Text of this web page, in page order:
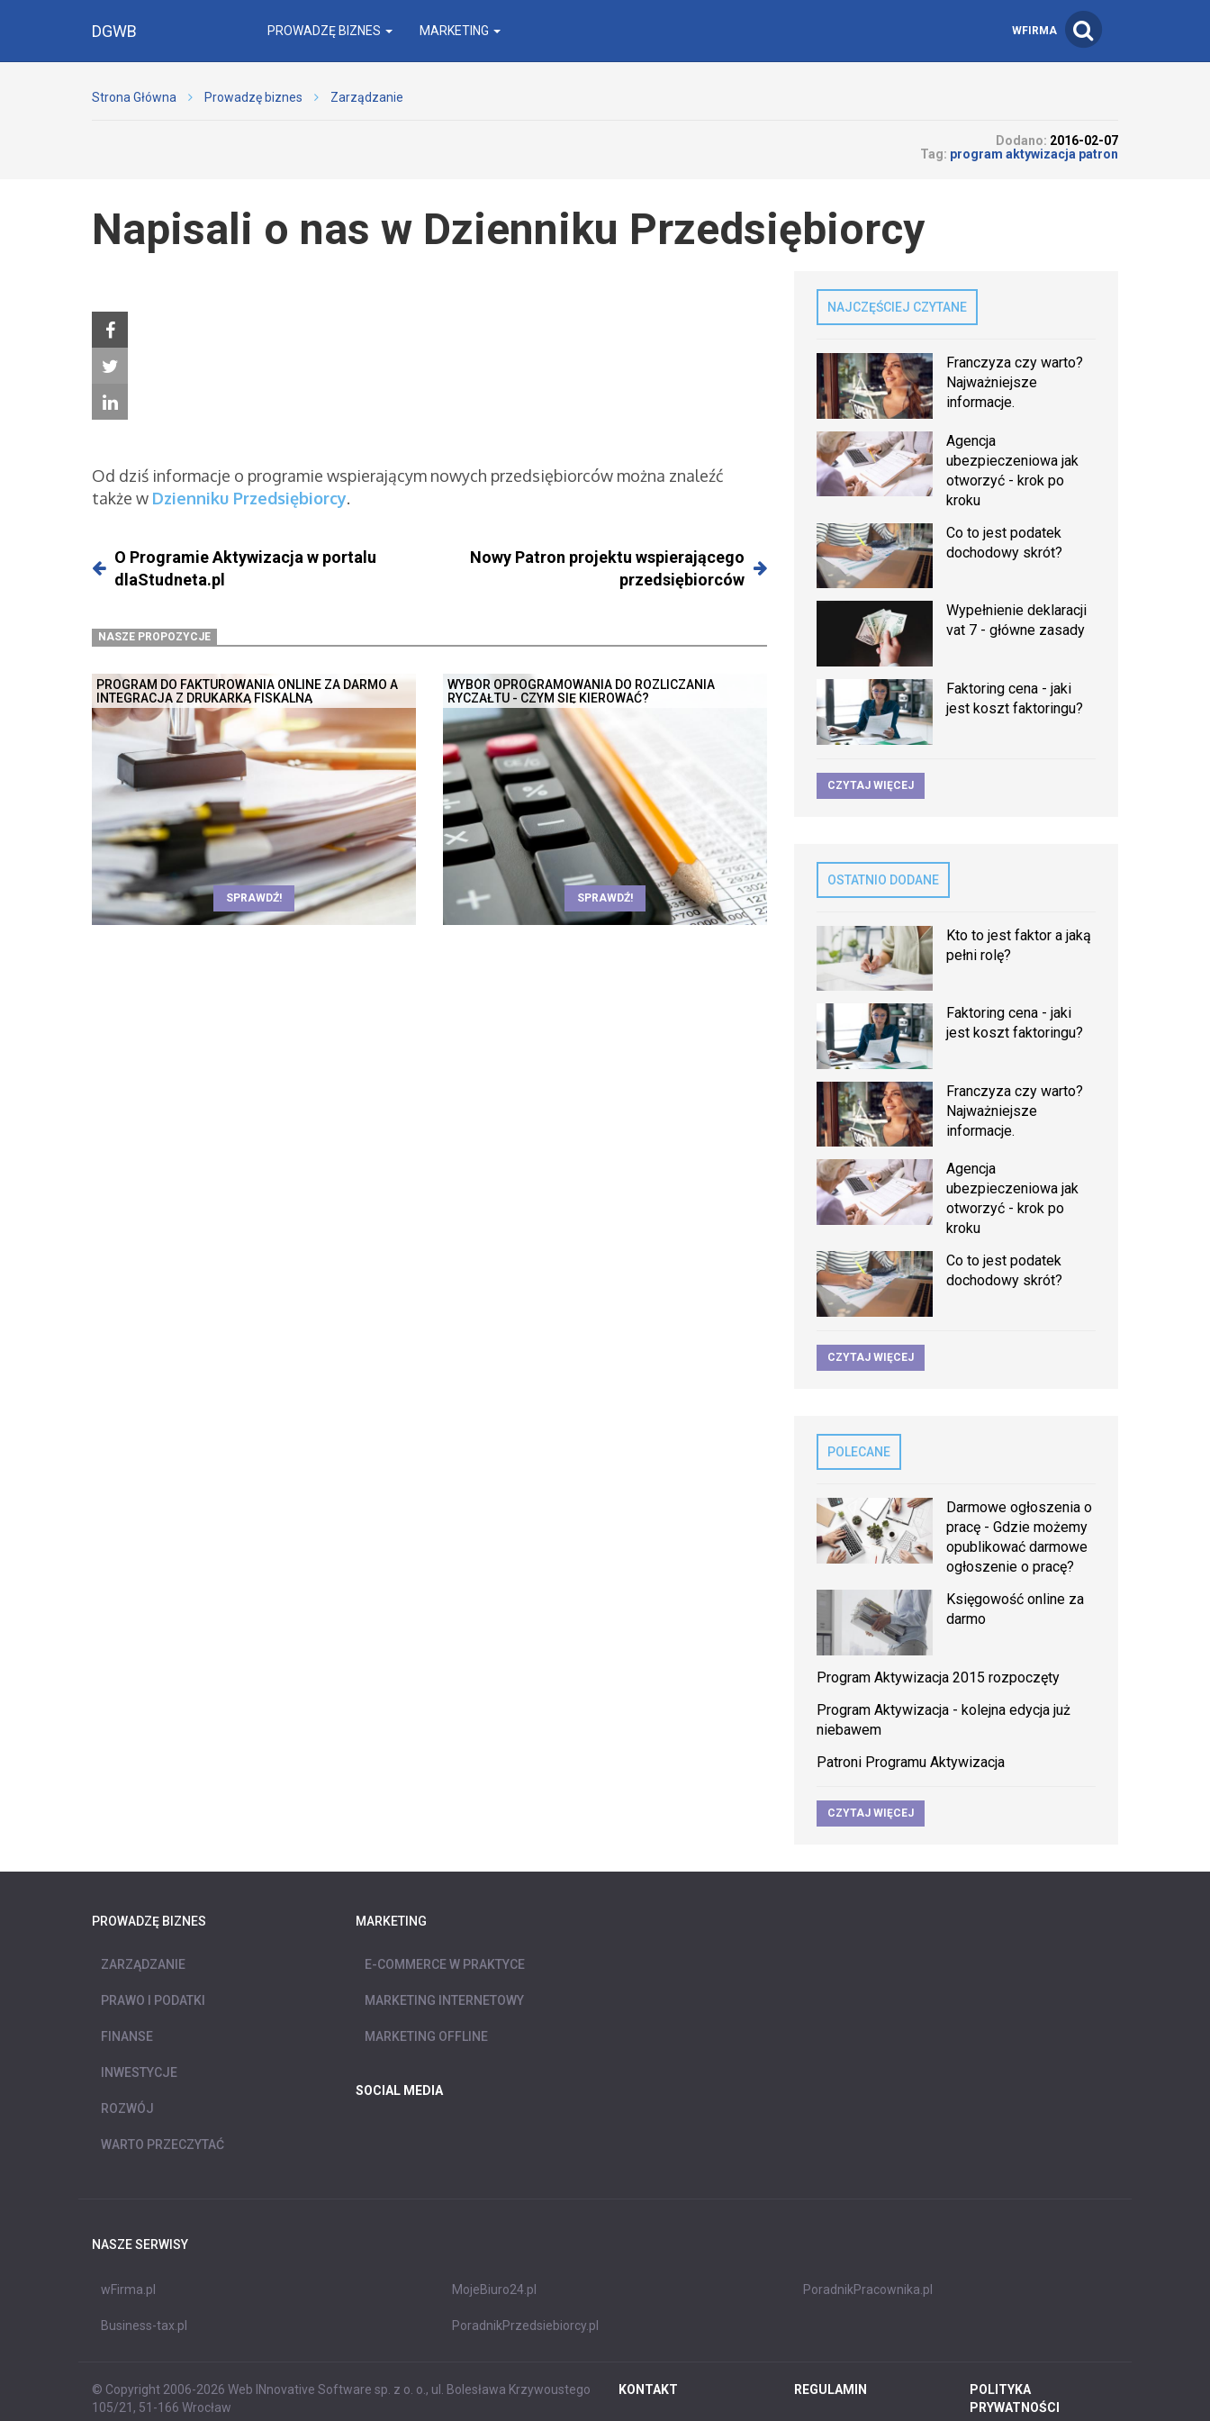
DGWB PROWADZĘ BIZNES MARKETING WFIRMA
Strona Główna Prowadzę biznes Zarządzanie
Dodano: 2016-02-07
Tag: program aktywizacja patron
Napisali o nas w Dzienniku Przedsiębiorcy
Od dziś informacje o programie wspierającym nowych przedsiębiorców można znaleźć
także w Dzienniku Przedsiębiorcy.
O Programie Aktywizacja w portalu
dlaStudneta.pl
Nowy Patron projektu wspierającego
przedsiębiorców
NASZE PROPOZYCJE
PROGRAM DO FAKTUROWANIA ONLINE ZA DARMO A
INTEGRACJA Z DRUKARKĄ FISKALNĄ
SPRAWDŹ!
WYBÓR OPROGRAMOWANIA DO ROZLICZANIA
RYCZAŁTU - CZYM SIĘ KIEROWAĆ?
SPRAWDŹ!
NAJCZĘŚCIEJ CZYTANE
Franczyza czy warto?
Najważniejsze
informacje.
Agencja
ubezpieczeniowa jak
otworzyć - krok po
kroku
Co to jest podatek
dochodowy skrót?
Wypełnienie deklaracji
vat 7 - główne zasady
Faktoring cena - jaki
jest koszt faktoringu?
CZYTAJ WIĘCEJ
OSTATNIO DODANE
Kto to jest faktor a jaką
pełni rolę?
Faktoring cena - jaki
jest koszt faktoringu?
Franczyza czy warto?
Najważniejsze
informacje.
Agencja
ubezpieczeniowa jak
otworzyć - krok po
kroku
Co to jest podatek
dochodowy skrót?
CZYTAJ WIĘCEJ
POLECANE
Darmowe ogłoszenia o
pracę - Gdzie możemy
opublikować darmowe
ogłoszenie o pracę?
Księgowość online za
darmo
Program Aktywizacja 2015 rozpoczęty
Program Aktywizacja - kolejna edycja już
niebawem
Patroni Programu Aktywizacja
CZYTAJ WIĘCEJ
PROWADZĘ BIZNES
ZARZĄDZANIE
PRAWO I PODATKI
FINANSE
INWESTYCJE
ROZWÓJ
WARTO PRZECZYTAĆ
MARKETING
E-COMMERCE W PRAKTYCE
MARKETING INTERNETOWY
MARKETING OFFLINE
SOCIAL MEDIA
NASZE SERWISY
wFirma.pl
Business-tax.pl
MojeBiuro24.pl
PoradnikPrzedsiebiorcy.pl
PoradnikPracownika.pl
© Copyright 2006-2026 Web INnovative Software sp. z o. o., ul. Bolesława Krzywoustego
105/21, 51-166 Wrocław
KONTAKT REGULAMIN
POLITYKA
PRYWATNOŚCI